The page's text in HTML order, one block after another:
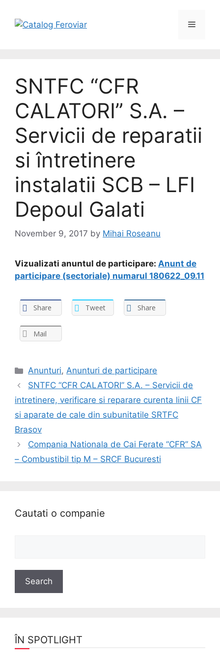
SNTFC “CFR
CALATORI” S.A. –
Servicii de reparatii
si întretinere
instalatii SCB – LFI
Depoul Galati
November 9, 2017 by Mihai Roseanu
Vizualizati anuntul de participare: Anunt de
participare (sectoriale) numarul 180622_09.11
Share Tweet Share
Mail
Anunturi,Anunturi de participare
SNTFC “CFR CALATORI” S.A. – Servicii de
intretinere, verificare si reparare curenta linii CF
si aparate de cale din subunitatile SRTFC
Brasov
Compania Nationala de Cai Ferate “CFR” SA
– Combustibil tip M – SRCF Bucuresti
Cautati o companie
ÎN SPOTLIGHT